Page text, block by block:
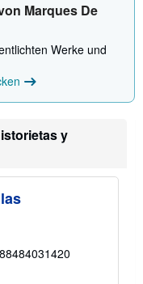
i
e
u
s
k
o
s
Marques De
Werke und
y